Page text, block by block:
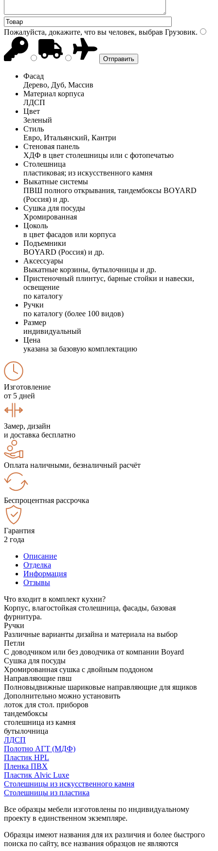
Пожалуйста, докажите, что вы человек, выбрав Грузовик.
Фасад
Дерево, Дуб, Массив
Материал корпуса
ЛДСП
Цвет
Зеленый
Стиль
Евро, Итальянский, Кантри
Стеновая панель
ХДФ в цвет столешницы или с фотопечатью
Столешница
пластиковая; из искусственного камня
Выкатные системы
ПВШ полного открывания, тандембоксы BOYARD
(Россия) и др.
Сушка для посуды
Хромированная
Цоколь
в цвет фасадов или корпуса
Подъемники
BOYARD (Россия) и др.
Аксессуары
Выкатные корзины, бутылочницы и др.
Пристеночный плинтус, барные стойки и навески,
освещение
по каталогу
Ручки
по каталогу (более 100 видов)
Размер
индивидуальный
Цена
указана за базовую комплектацию
Изготовление
от 5 дней
Замер, дизайн
и доставка бесплатно
Оплата наличными, безналичный расчёт
Беспроцентная рассрочка
Гарантия
2 года
Описание
Отделка
Информация
Отзывы
Что входит в комплект кухни?
Корпус, влагостойкая столешница, фасады, базовая
фурнитура.
Ручки
Различные варианты дизайна и материала на выбор
Петли
С доводчиком или без доводчика от компании Boyard
Сушка для посуды
Хромированная сушка с двойным поддоном
Направляющие пвш
Полновыдвижные шариковые направляющие для ящиков
Дополнительно можно установить
лоток для стол. приборов
тандембоксы
столешница из камня
бутылочница
ЛДСП
Полотно АГТ (МДФ)
Пластик HPL
Пленка ПВХ
Пластик Alvic Luxe
Столешницы из искусственного камня
Столешницы из пластика
Все образцы мебели изготовлены по индивидуальному
проекту в единственном экземпляре.
Образцы имеют названия для их различия и более быстрого
поиска по сайту, все названия образцов не являются